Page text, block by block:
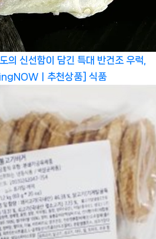
의 신선함이 담긴 특대 반건조 우럭,
ㅣ추천상품] 식품